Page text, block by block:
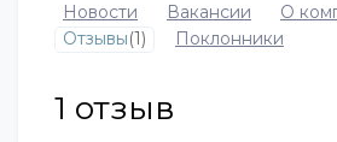
Новости Вакансии
О
Отзывы(1) Поклонники
1 отзыв